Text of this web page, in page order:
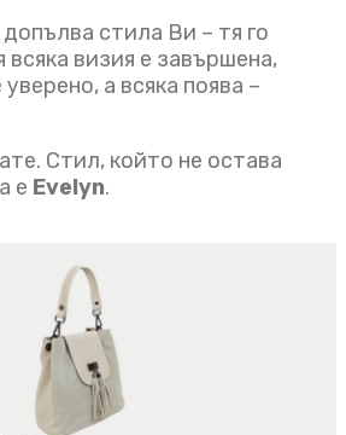
стила Ви – тя го
всяка визия е завършена,
а всяка поява –
Стил, който не остава
е Evelyn.